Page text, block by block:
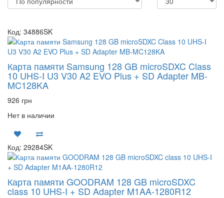
Код: 34886SK
Карта памяти Samsung 128 GB microSDXC Class
10 UHS-I U3 V30 A2 EVO Plus + SD Adapter MB-
MC128KA
926 грн
Нет в наличии
Код: 29284SK
Карта памяти GOODRAM 128 GB microSDXC
class 10 UHS-I + SD Adapter M1AA-1280R12